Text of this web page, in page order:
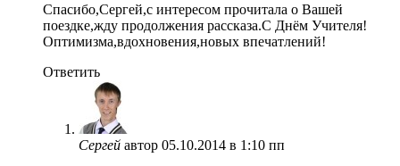
Спасибо,Сергей,с интересом прочитала о Вашей
поездке,жду продолжения рассказа.С Днём Учителя!
Оптимизма,вдохновения,новых впечатлений!
Ответить
Сергей автор 05.10.2014 в 1:10 пп